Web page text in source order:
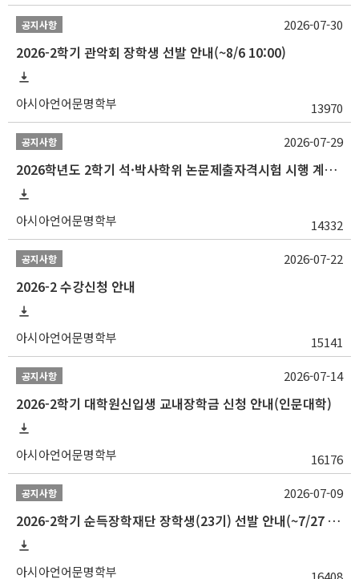
공지사항
2026-2학기 관악회 장학생 선발 안내(~8/6 10:00)
아시아언어문명학부 13970
2026-07-30
공지사항
2026학년도 2학기 석·박사학위 논문제출자격시험 시행 계획 공고
아시아언어문명학부 14332
2026-07-29
공지사항
2026-2 수강신청 안내
아시아언어문명학부 15141
2026-07-22
공지사항
2026-2학기 대학원신입생 교내장학금 신청 안내(인문대학)
아시아언어문명학부 16176
2026-07-14
공지사항
2026-2학기 순득장학재단 장학생(23기) 선발 안내(~7/27 10:00)
아시아언어문명학부
2026-07-09